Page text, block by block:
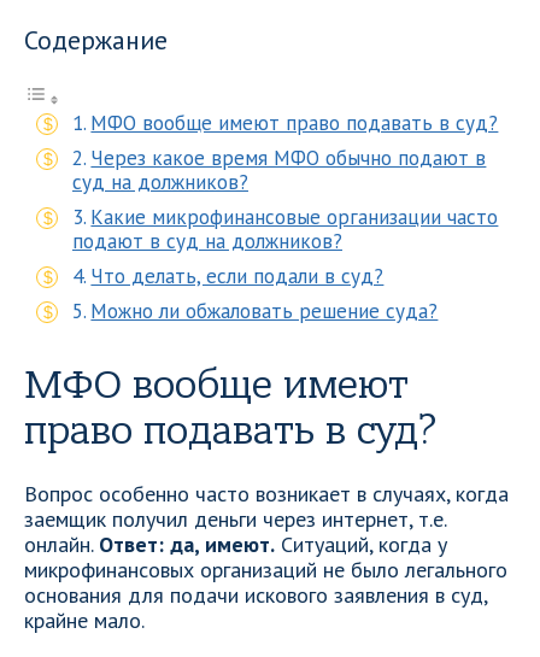
Содержание
МФО вообще имеют право подавать в суд?
Через какое время МФО обычно подают в
суд на должников?
Какие микрофинансовые организации часто
подают в суд на должников?
Что делать, если подали в суд?
Можно ли обжаловать решение суда?
МФО вообще имеют
право подавать в суд?
Вопрос особенно часто возникает в случаях, когда
заемщик получил деньги через интернет, т.е.
онлайн. Ответ: да, имеют. Ситуаций, когда у
микрофинансовых организаций не было легального
основания для подачи искового заявления в суд,
крайне мало.